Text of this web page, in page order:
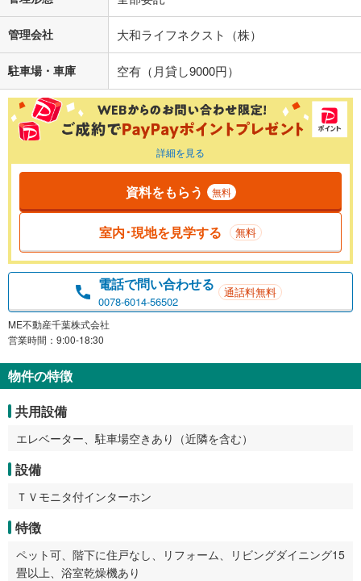
管理会社 大和ライフネクスト（株）
駐車場・車庫 空有（月貸し9000円）
詳細を見る
資料をもらう 無料
室内･現地を見学する 無料
電話で問い合わせる
0078-6014-56502
通話料無料
ME不動産千葉株式会社
営業時間：9:00-18:30
物件の特徴
共用設備
エレベーター、駐車場空きあり（近隣を含む）
設備
ＴＶモニタ付インターホン
特徴
ペット可、階下に住戸なし、リフォーム、リビングダイニング15
畳以上、浴室乾燥機あり